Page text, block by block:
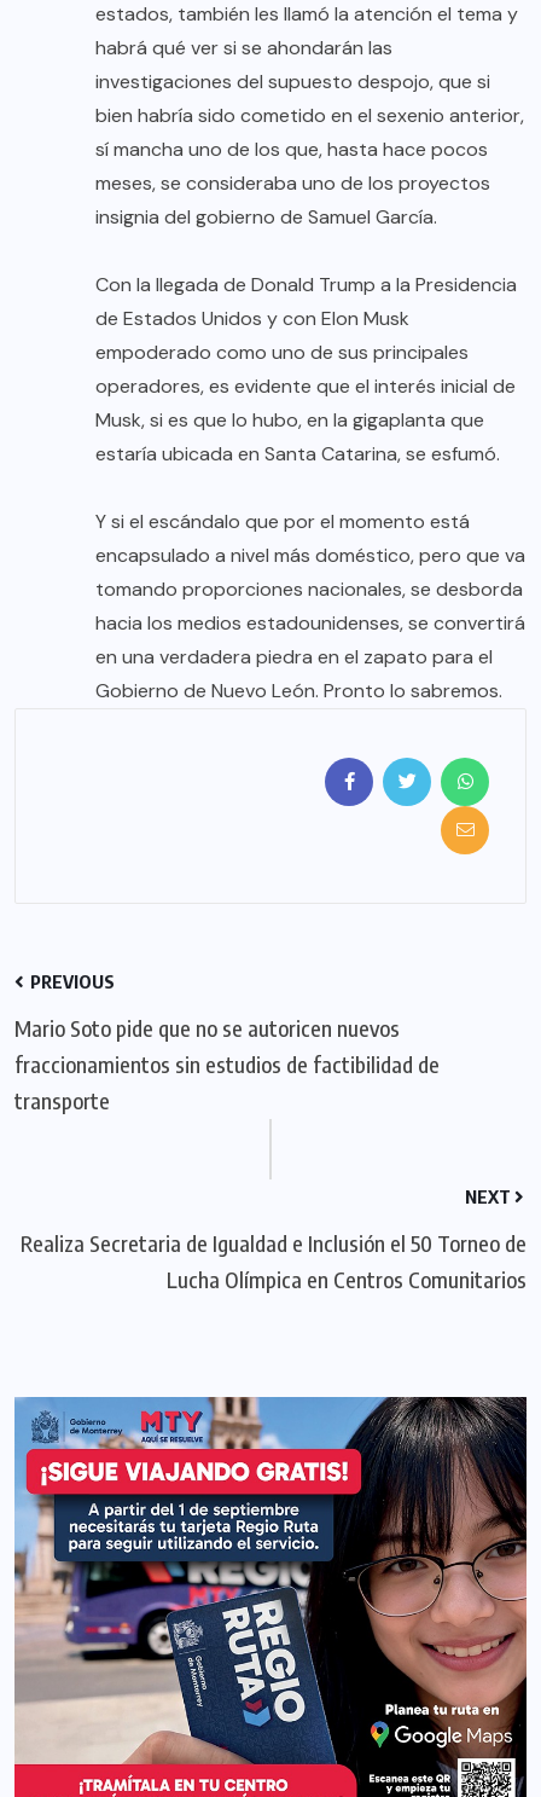
estados, también les llamó la atención el tema y
habrá qué ver si se ahondarán las
investigaciones del supuesto despojo, que si
bien habría sido cometido en el sexenio anterior,
sí mancha uno de los que, hasta hace pocos
meses, se consideraba uno de los proyectos
insignia del gobierno de Samuel García.
Con la llegada de Donald Trump a la Presidencia
de Estados Unidos y con Elon Musk
empoderado como uno de sus principales
operadores, es evidente que el interés inicial de
Musk, si es que lo hubo, en la gigaplanta que
estaría ubicada en Santa Catarina, se esfumó.
Y si el escándalo que por el momento está
encapsulado a nivel más doméstico, pero que va
tomando proporciones nacionales, se desborda
hacia los medios estadounidenses, se convertirá
en una verdadera piedra en el zapato para el
Gobierno de Nuevo León. Pronto lo sabremos.
PREVIOUS
Mario Soto pide que no se autoricen nuevos
fraccionamientos sin estudios de factibilidad de
transporte
NEXT
Realiza Secretaria de Igualdad e Inclusión el 50 Torneo de
Lucha Olímpica en Centros Comunitarios